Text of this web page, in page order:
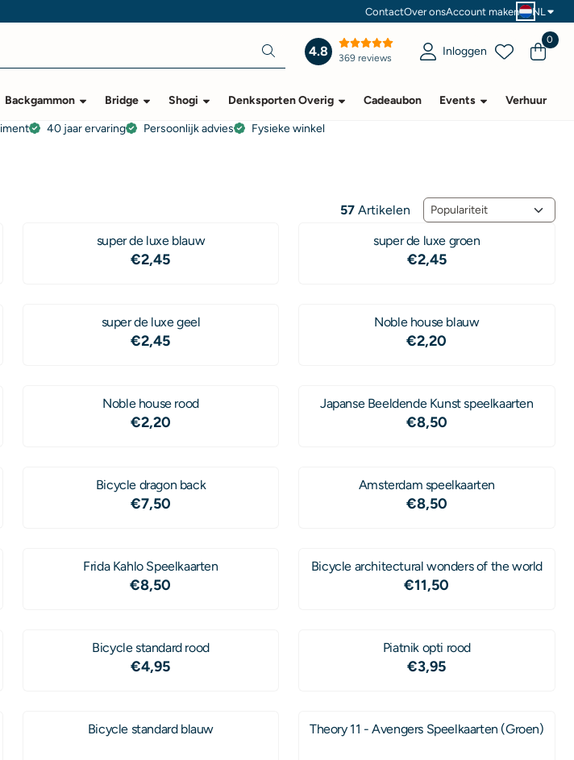
ContactOver onsAccount maken NL
4.8 369 reviews Inloggen
0
Backgammon Bridge Shogi Denksporten Overig Cadeaubon Events Verhuur
40 jaar ervaring Persoonlijk advies
Fysieke winkel
57Artikelen Sorteermethode
super de luxe blauw
Prijs: 2,45
€2,45
super de luxe groen
Prijs: 2,45
€2,45
super de luxe geel
Prijs: 2,45
€2,45
Noble house blauw
Prijs: 2,20
€2,20
Noble house rood
Prijs: 2,20
€2,20
Japanse Beeldende Kunst speelkaarten
Prijs: 8,50
€8,50
Bicycle dragon back
Prijs: 7,50
€7,50
Amsterdam speelkaarten
Prijs: 8,50
€8,50
Frida Kahlo Speelkaarten
Prijs: 8,50
€8,50
Bicycle architectural wonders of the world
Prijs: 11,50
€11,50
Bicycle standard rood
Prijs: 4,95
€4,95
Piatnik opti rood
Prijs: 3,95
€3,95
Bicycle standard blauw Theory 11 - Avengers Speelkaarten (Groen)